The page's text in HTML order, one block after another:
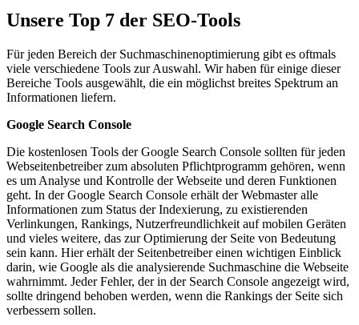
Unsere Top 7 der SEO-Tools
Für jeden Bereich der Suchmaschinenoptimierung gibt es oftmals
viele verschiedene Tools zur Auswahl. Wir haben für einige dieser
Bereiche Tools ausgewählt, die ein möglichst breites Spektrum an
Informationen liefern.
Google Search Console
Die kostenlosen Tools der Google Search Console sollten für jeden
Webseitenbetreiber zum absoluten Pflichtprogramm gehören, wenn
es um Analyse und Kontrolle der Webseite und deren Funktionen
geht. In der Google Search Console erhält der Webmaster alle
Informationen zum Status der Indexierung, zu existierenden
Verlinkungen, Rankings, Nutzerfreundlichkeit auf mobilen Geräten
und vieles weitere, das zur Optimierung der Seite von Bedeutung
sein kann. Hier erhält der Seitenbetreiber einen wichtigen Einblick
darin, wie Google als die analysierende Suchmaschine die Webseite
wahrnimmt. Jeder Fehler, der in der Search Console angezeigt wird,
sollte dringend behoben werden, wenn die Rankings der Seite sich
verbessern sollen.